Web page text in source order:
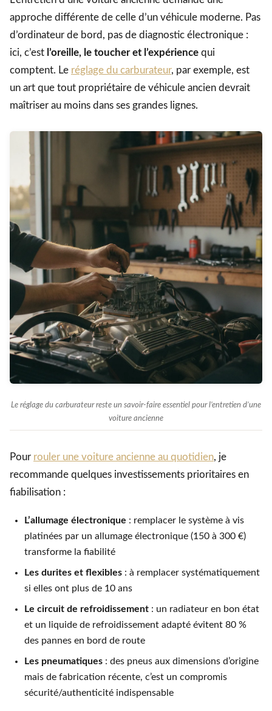
approche différente de celle d’un véhicule moderne. Pas
d’ordinateur de bord, pas de diagnostic électronique :
ici, c’est l’oreille, le toucher et l’expérience qui
comptent. Le réglage du carburateur, par exemple, est
un art que tout propriétaire de véhicule ancien devrait
maîtriser au moins dans ses grandes lignes.
Le réglage du carburateur reste un savoir-faire essentiel pour l’entretien d’une
voiture ancienne
Pour rouler une voiture ancienne au quotidien, je
recommande quelques investissements prioritaires en
fiabilisation :
L’allumage électronique : remplacer le système à vis
platinées par un allumage électronique (150 à 300 €)
transforme la fiabilité
Les durites et flexibles : à remplacer systématiquement
si elles ont plus de 10 ans
Le circuit de refroidissement : un radiateur en bon état
et un liquide de refroidissement adapté évitent 80 %
des pannes en bord de route
Les pneumatiques : des pneus aux dimensions d’origine
mais de fabrication récente, c’est un compromis
sécurité/authenticité indispensable